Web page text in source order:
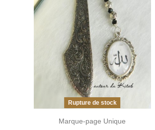
Rupture de stock
Marque-page Unique